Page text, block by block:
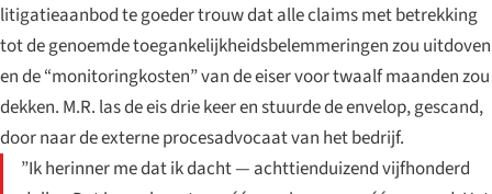
litigatieaanbod te goeder trouw dat alle claims met betrekking
tot de genoemde toegankelijkheidsbelemmeringen zou uitdoven
en de “monitoringkosten” van de eiser voor twaalf maanden zou
dekken. M.R. las de eis drie keer en stuurde de envelop, gescand,
door naar de externe procesadvocaat van het bedrijf.
”Ik herinner me dat ik dacht — achttienduizend vijfhonderd